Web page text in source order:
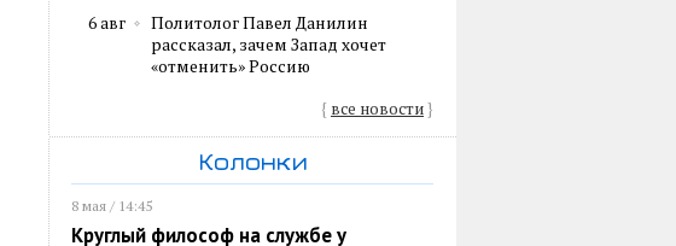
6 авг
Политолог Павел Данилин
рассказал, зачем Запад хочет
«отменить» Россию
{ все новости}
Колонки
8 мая / 14:45
Круглый философ на службе у